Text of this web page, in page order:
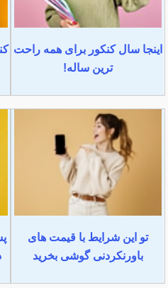
اینجا سال کنکور برای همه راحت
ترین ساله!
تو این شرایط با قیمت های
باورنکردنی گوشی بخرید